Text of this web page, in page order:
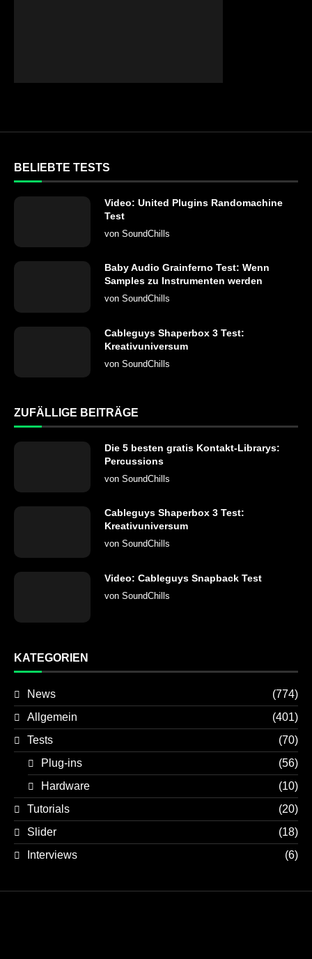
BELIEBTE TESTS
Video: United Plugins Randomachine
Test
von SoundChills
Baby Audio Grainferno Test: Wenn
Samples zu Instrumenten werden
von SoundChills
Cableguys Shaperbox 3 Test:
Kreativuniversum
von SoundChills
ZUFÄLLIGE BEITRÄGE
Die 5 besten gratis Kontakt-Librarys:
Percussions
von SoundChills
Cableguys Shaperbox 3 Test:
Kreativuniversum
von SoundChills
Video: Cableguys Snapback Test
von SoundChills
KATEGORIEN
News
(774)
Allgemein
(401)
Tests
(70)
Plug-ins
(56)
Hardware
(10)
Tutorials
(20)
Slider
(18)
Interviews
(6)